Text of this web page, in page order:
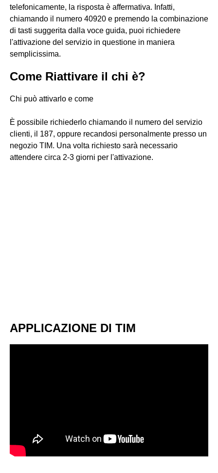
telefonicamente, la risposta è affermativa. Infatti,
chiamando il numero 40920 e premendo la combinazione
di tasti suggerita dalla voce guida, puoi richiedere
l'attivazione del servizio in questione in maniera
semplicissima.
Come Riattivare il chi è?
Chi può attivarlo e come
È possibile richiederlo chiamando il numero del servizio
clienti, il 187, oppure recandosi personalmente presso un
negozio TIM. Una volta richiesto sarà necessario
attendere circa 2-3 giorni per l'attivazione.
APPLICAZIONE DI TIM